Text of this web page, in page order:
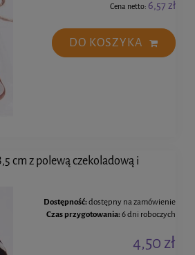
Cena netto: 6,57 zł
DO KOSZYKA
cm z polewą czekoladową i
Dostępność:dostępny na zamówienie
Czas przygotowania:6 dni roboczych
4,50 zł